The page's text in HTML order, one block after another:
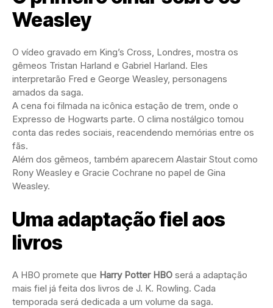
Weasley
O vídeo gravado em King’s Cross, Londres, mostra os
gêmeos Tristan Harland e Gabriel Harland. Eles
interpretarão Fred e George Weasley, personagens
amados da saga.
A cena foi filmada na icônica estação de trem, onde o
Expresso de Hogwarts parte. O clima nostálgico tomou
conta das redes sociais, reacendendo memórias entre os
fãs.
Além dos gêmeos, também aparecem Alastair Stout como
Rony Weasley e Gracie Cochrane no papel de Gina
Weasley.
Uma adaptação fiel aos
livros
A HBO promete que Harry Potter HBO será a adaptação
mais fiel já feita dos livros de J. K. Rowling. Cada
temporada será dedicada a um volume da saga.